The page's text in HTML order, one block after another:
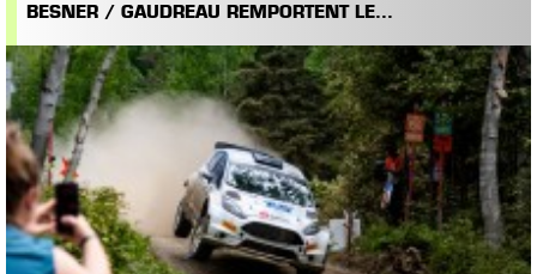
BESNER / GAUDREAU REMPORTENT LE...